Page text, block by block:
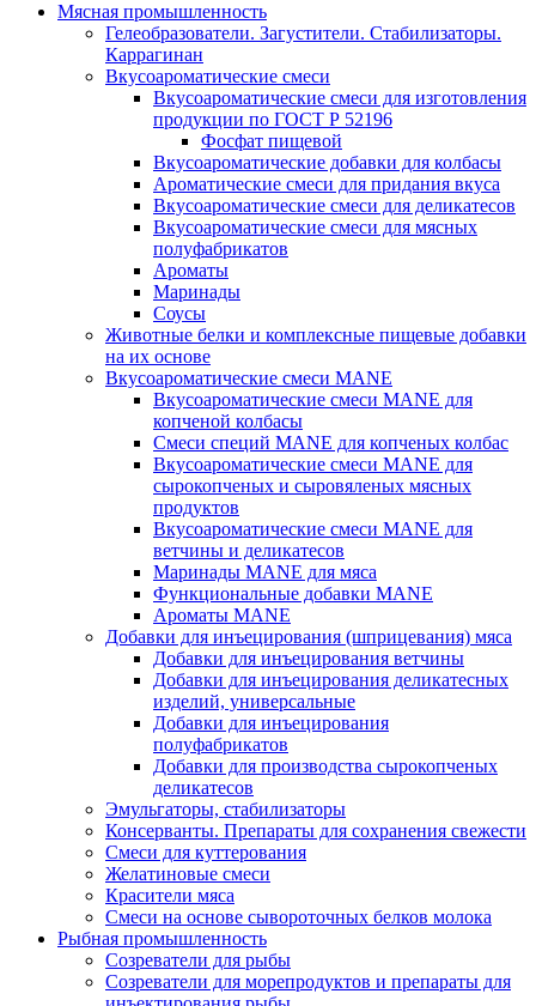
Мясная промышленность
Гелеобразователи. Загустители. Стабилизаторы.
Каррагинан
Вкусоароматические смеси
Вкусоароматические смеси для изготовления
продукции по ГОСТ Р 52196
Фосфат пищевой
Вкусоароматические добавки для колбасы
Ароматические смеси для придания вкуса
Вкусоароматические смеси для деликатесов
Вкусоароматические смеси для мясных
полуфабрикатов
Ароматы
Маринады
Соусы
Животные белки и комплексные пищевые добавки
на их основе
Вкусоароматические смеси MANE
Вкусоароматические смеси MANE для
копченой колбасы
Смеси специй MANE для копченых колбас
Вкусоароматические смеси MANE для
сырокопченых и сыровяленых мясных
продуктов
Вкусоароматические смеси MANE для
ветчины и деликатесов
Маринады MANE для мяса
Функциональные добавки MANE
Ароматы MANE
Добавки для инъецирования (шприцевания) мяса
Добавки для инъецирования ветчины
Добавки для инъецирования деликатесных
изделий, универсальные
Добавки для инъецирования
полуфабрикатов
Добавки для производства сырокопченых
деликатесов
Эмульгаторы, стабилизаторы
Консерванты. Препараты для сохранения свежести
Смеси для куттерования
Желатиновые смеси
Красители мяса
Смеси на основе сывороточных белков молока
Рыбная промышленность
Созреватели для рыбы
Созреватели для морепродуктов и препараты для